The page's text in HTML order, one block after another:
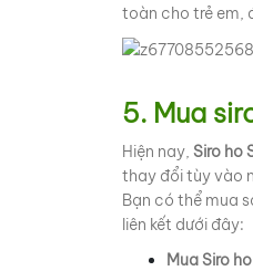
toàn cho trẻ em,
5. Mua
Hiện nay, Siro ho
thay đổi tùy vào
Bạn có thể mua
liên kết dưới đây:
Mua Siro